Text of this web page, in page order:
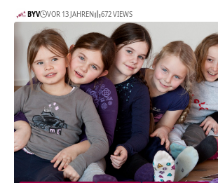
BYV VOR 13 JAHREN 672 VIEWS